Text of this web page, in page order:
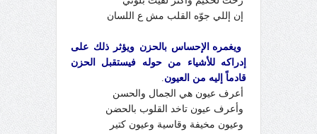
إن إللي جوّه القلب مش ع اللسان
ويغمره الإحساس بالحزن ويؤثر ذلك على
إدراكه للأشياء من حوله فيستقبل الحزن
قادماً إليه من العيون.
أعرف عيون هي الجمال والحسن
وأعرف عيون تاخد القلوب بالحضن
وعيون مخيفة وقاسية وعيون كتير